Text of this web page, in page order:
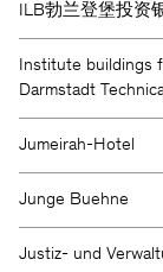
ILB勃兰登堡投资
Institute buildings
Darmstadt
Jumeirah-Hotel
Junge Buehne
Justiz- und